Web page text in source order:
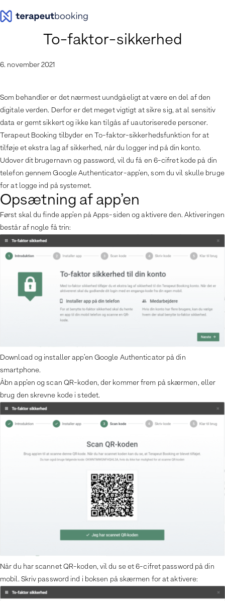
til
To-faktor-sikkerhed
6. november 2021
Som behandler er det nærmest uundgåeligt at være en del af den
digitale verden. Derfor er det meget vigtigt at sikre sig, at al sensitiv
data er gemt sikkert og ikke kan tilgås af uautoriserede personer.
Terapeut Booking tilbyder en To-faktor-sikkerhedsfunktion for at
tilføje et ekstra lag af sikkerhed, når du logger ind på din konto.
Udover dit brugernavn og password, vil du få en 6-cifret kode på din
telefon gennem Google Authenticator-app’en, som du vil skulle bruge
for at logge ind på systemet.
Opsætning af app’en
Først skal du finde app’en på Apps-siden og aktivere den. Aktiveringen
består af nogle få trin:
Download og installer app’en Google Authenticator på din
smartphone.
Åbn app’en og scan QR-koden, der kommer frem på skærmen, eller
brug den skrevne kode i stedet.
Når du har scannet QR-koden, vil du se et 6-cifret password på din
mobil. Skriv password ind i boksen på skærmen for at aktivere: